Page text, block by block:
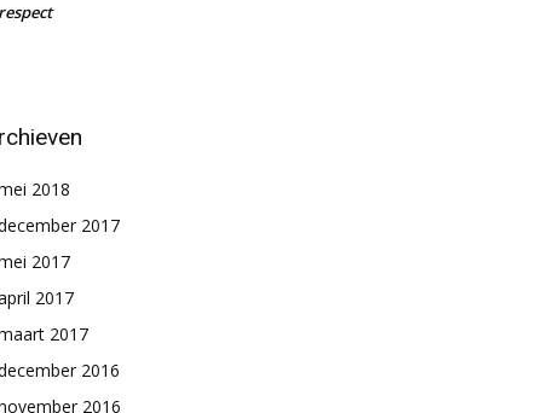
2018
2017
2017
2017
2017
2016
2016